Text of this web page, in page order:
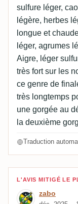
sulfure léger,
légère, herbes
longue et
léger, agrumes
Aigre, léger
très fort sur les
ce genre de
très longtemps
une gorgée au
la deuxième
Traduction
Avis de
L'AVIS MITIGÉ LE
zabo